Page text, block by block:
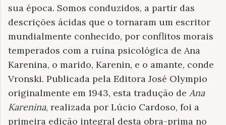
sua época. Somos conduzidos, a partir das
descrições ácidas que o tornaram um escritor
mundialmente conhecido, por conflitos morais
temperados com a ruína psicológica de Ana
Karenina, o marido, Karenin, e o amante, conde
Vronski. Publicada pela Editora José Olympio
originalmente em 1943, esta tradução de Ana
Karenina, realizada por Lúcio Cardoso, foi a
primeira edição integral desta obra-prima no